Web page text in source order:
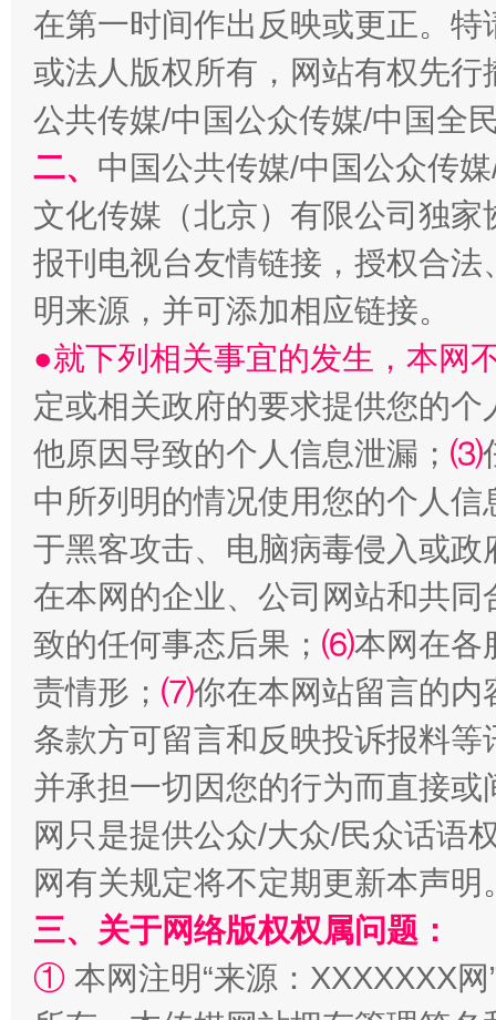
解纷+调解+退费，一次搞定
站台名比不上好声名
漫山遍野的桃花与雪山、麦地、白藏房 除
在第一时间作出反映或更正。
或法人版权所有，网站有权先
公共传媒/中国公众传媒/中国全
二、 中国公共传媒/中国公众传
文化传媒（北京）有限公司独
报刊电视台友情链接，授权合
明来源，并可添加相应链接。
●就下列相关事宜的发生，本网
定或相关政府的要求提供您的个
他原因导致的个人信息泄漏； ⑶
中所列明的情况使用您的个人
于黑客攻击、电脑病毒侵入或
在本网的企业、公司网站和共
致的任何事态后果； ⑹本网在各
责情形； ⑺你在本网站留言的内
条款方可留言和反映投诉报料
并承担一切因您的行为而直接
网只是提供公众/大众/民众话语
网有关规定将不定期更新本声明
三、关于网络版权权属问题：
① 本网注明“来源：XXXXXXX